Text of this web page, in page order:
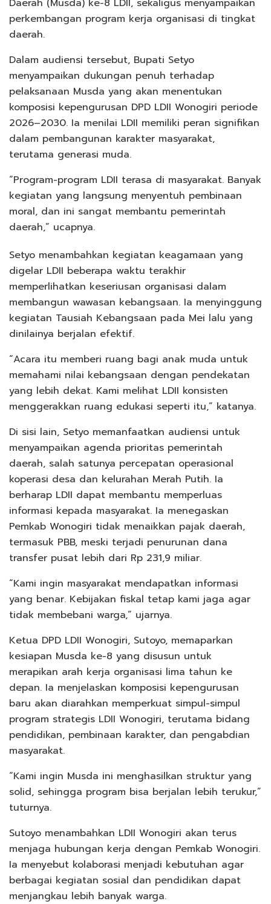
perkembangan program kerja organisasi di tingkat
daerah.
Dalam audiensi tersebut, Bupati Setyo
menyampaikan dukungan penuh terhadap
pelaksanaan Musda yang akan menentukan
komposisi kepengurusan DPD LDII Wonogiri periode
2026–2030. Ia menilai LDII memiliki peran signifikan
dalam pembangunan karakter masyarakat,
terutama generasi muda.
“Program-program LDII terasa di masyarakat. Banyak
kegiatan yang langsung menyentuh pembinaan
moral, dan ini sangat membantu pemerintah
daerah,” ucapnya.
Setyo menambahkan kegiatan keagamaan yang
digelar LDII beberapa waktu terakhir
memperlihatkan keseriusan organisasi dalam
membangun wawasan kebangsaan. Ia menyinggung
kegiatan Tausiah Kebangsaan pada Mei lalu yang
dinilainya berjalan efektif.
“Acara itu memberi ruang bagi anak muda untuk
memahami nilai kebangsaan dengan pendekatan
yang lebih dekat. Kami melihat LDII konsisten
menggerakkan ruang edukasi seperti itu,” katanya.
Di sisi lain, Setyo memanfaatkan audiensi untuk
menyampaikan agenda prioritas pemerintah
daerah, salah satunya percepatan operasional
koperasi desa dan kelurahan Merah Putih. Ia
berharap LDII dapat membantu memperluas
informasi kepada masyarakat. Ia menegaskan
Pemkab Wonogiri tidak menaikkan pajak daerah,
termasuk PBB, meski terjadi penurunan dana
transfer pusat lebih dari Rp 231,9 miliar.
“Kami ingin masyarakat mendapatkan informasi
yang benar. Kebijakan fiskal tetap kami jaga agar
tidak membebani warga,” ujarnya.
Ketua DPD LDII Wonogiri, Sutoyo, memaparkan
kesiapan Musda ke-8 yang disusun untuk
merapikan arah kerja organisasi lima tahun ke
depan. Ia menjelaskan komposisi kepengurusan
baru akan diarahkan memperkuat simpul-simpul
program strategis LDII Wonogiri, terutama bidang
pendidikan, pembinaan karakter, dan pengabdian
masyarakat.
“Kami ingin Musda ini menghasilkan struktur yang
solid, sehingga program bisa berjalan lebih terukur,”
tuturnya.
Sutoyo menambahkan LDII Wonogiri akan terus
menjaga hubungan kerja dengan Pemkab Wonogiri.
Ia menyebut kolaborasi menjadi kebutuhan agar
berbagai kegiatan sosial dan pendidikan dapat
menjangkau lebih banyak warga.